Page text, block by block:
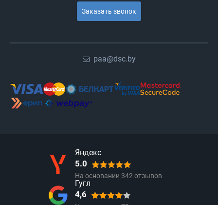
Заказать звонок
paa@dsc.by
Яндекс
5.0
На основании 342отзывов
Гугл
4,6